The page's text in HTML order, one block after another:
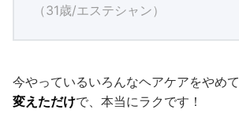
（31歳/エステシャン）
今やっているいろんなヘアケアをやめて
変えただけで、本当にラクです！